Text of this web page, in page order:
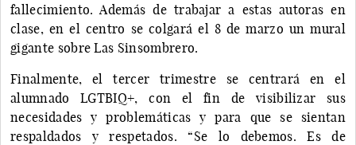
fallecimiento. Además de trabajar a estas autoras en
clase, en el centro se colgará el 8 de marzo un mural
gigante sobre Las Sinsombrero.
Finalmente, el tercer trimestre se centrará en el
alumnado LGTBIQ+, con el fin de visibilizar sus
necesidades y problemáticas y para que se sientan
respaldados y respetados. “Se lo debemos. Es de